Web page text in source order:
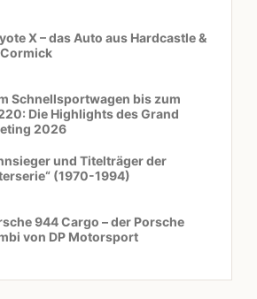
X – das Auto aus Hardcastle &
Schnellsportwagen bis zum
Die Highlights des Grand
2026
und Titelträger der
(1970-1994)
944 Cargo – der Porsche
von DP Motorsport